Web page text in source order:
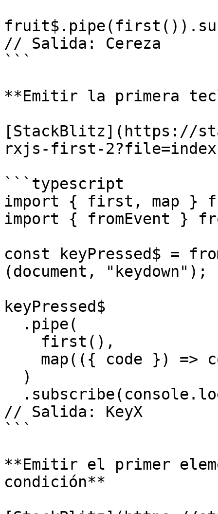
// Salida: Cereza
```
**Emitir la primera
[StackBlitz](https://
rxjs-first-
```typescript
import { first, map }
import { fromEvent }
const keyPressed$ =
(document, "keydown");
keyPressed$
// Salida: KeyX
```
**Emitir el primer
condición**